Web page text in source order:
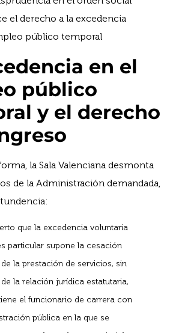
en el
público
y el derecho
la Sala Valenciana desmonta
de la Administración demandada,
que la excedencia voluntaria
particular supone la cesación
la prestación de servicios, sin
la relación jurídica estatutaria,
el funcionario de carrera con
pública en la que se